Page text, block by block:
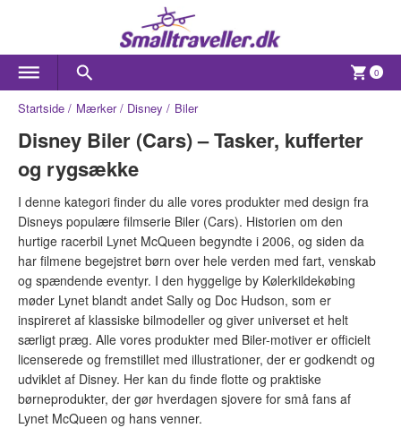
0
Startside Mærker Disney Biler
Disney Biler (Cars) – Tasker, kufferter
og rygsække
I denne kategori finder du alle vores produkter med design fra
Disneys populære filmserie Biler (Cars). Historien om den
hurtige racerbil Lynet McQueen begyndte i 2006, og siden da
har filmene begejstret børn over hele verden med fart, venskab
og spændende eventyr. I den hyggelige by Kølerkildekøbing
møder Lynet blandt andet Sally og Doc Hudson, som er
inspireret af klassiske bilmodeller og giver universet et helt
særligt præg. Alle vores produkter med Biler-motiver er officielt
licenserede og fremstillet med illustrationer, der er godkendt og
udviklet af Disney. Her kan du finde flotte og praktiske
børneprodukter, der gør hverdagen sjovere for små fans af
Lynet McQueen og hans venner.